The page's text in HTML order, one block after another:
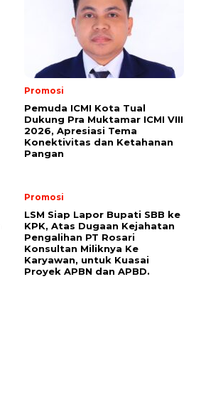
Promosi
Pemuda ICMI Kota Tual
Dukung Pra Muktamar ICMI VIII
2026, Apresiasi Tema
Konektivitas dan Ketahanan
Pangan
Promosi
LSM Siap Lapor Bupati SBB ke
KPK, Atas Dugaan Kejahatan
Pengalihan PT Rosari
Konsultan Miliknya Ke
Karyawan, untuk Kuasai
Proyek APBN dan APBD.